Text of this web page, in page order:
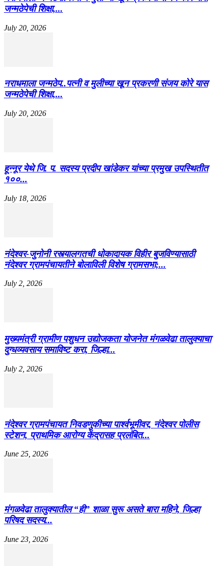
जन्मठेपेची शिक्षा,...
July 20, 2026
नराधमाला जन्मठेप..पत्नी व मुलीच्या खून प्रकरणी संजय कोरे यास
जन्मठेपेची शिक्षा,...
July 20, 2026
हून्नूर येथे जि. प. सदस्य प्रदीप खांडेकर यांच्या प्रमुख उपस्थितीत
१००...
July 18, 2026
नंदेश्वर-जुनोनी रस्त्यालगतची धोकादायक विहीर बुजविण्यासाठी
नंदेश्वर ग्रामपंचायतीने बोलाविली विशेष ग्रामसभा;...
July 2, 2026
मुख्यमंत्री ग्रामीण पशुधन उद्योजकता योजनेत मंगळवेढा तालुक्याचा
दुग्धव्यवसाय समाविष्ट करा, जिल्हा...
July 2, 2026
नंदेश्वर ग्रामपंचायत निवडणुकीच्या पार्श्वभूमीवर, नंदेश्वर पोलीस
स्टेशन, प्राथमिक आरोग्य केंद्रासह प्रलंबित...
June 25, 2026
मंगळवेढा तालुक्यातील “ही” शाळा सुरू असते बारा महिने, जिल्हा
परिषद सदस्य...
June 23, 2026